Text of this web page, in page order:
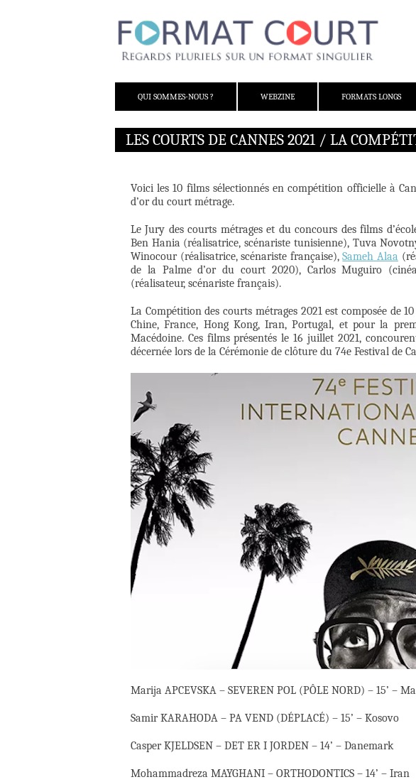
QUI SOMMES-NOUS ?
WEBZINE FORMATS LONGS
LES COURTS DE CANNES 2021 / LA
Voici les 10 films sélectionnés en compétition officielle à
d’or du court métrage.
Le Jury des courts métrages et du concours des films
Ben Hania (réalisatrice, scénariste tunisienne), Tuva
Winocour (réalisatrice, scénariste française),Sameh Alaa
de la Palme d’or du court 2020), Carlos Muguiro
(réalisateur, scénariste français).
La Compétition des courts métrages 2021 est composée de
Chine, France, Hong Kong, Iran, Portugal, et pour la
Macédoine. Ces films présentés le 16 juillet 2021,
décernée lors de la Cérémonie de clôture du 74e Festival de
Marija APCEVSKA – SEVEREN POL (PÔLE NORD) – 15’ –
Samir KARAHODA – PA VEND (DÉPLACÉ) – 15’ – Kosovo
Casper KJELDSEN – DET ER I JORDEN – 14’ – Danemark
Mohammadreza MAYGHANI – ORTHODONTICS – 14’ – Iran